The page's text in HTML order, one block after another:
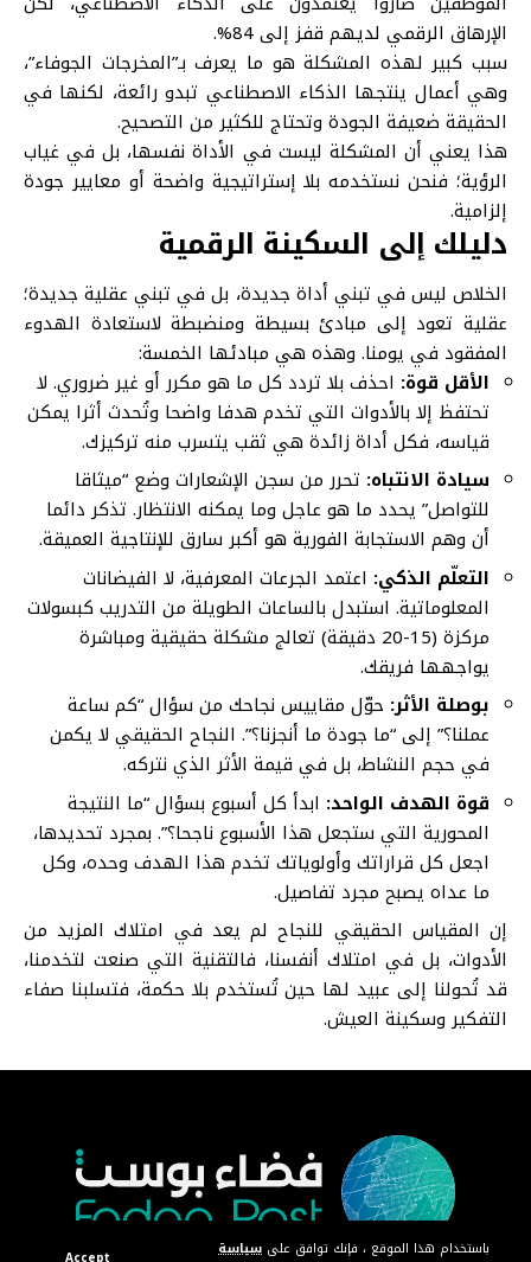
باستخدام هذا الموقع ، فإنك توافق على سياسة
الإرهاق الرقمي لديهم قفز إلى 84%.
سبب كبير لهذه المشكلة هو ما يعرف بـ”المخرجات الجوفاء”،
وهي أعمال ينتجها الذكاء الاصطناعي تبدو رائعة، لكنها في
الحقيقة ضعيفة الجودة وتحتاج للكثير من التصحيح.
هذا يعني أن المشكلة ليست في الأداة نفسها، بل في غياب
الرؤية؛ فنحن نستخدمه بلا إستراتيجية واضحة أو معايير جودة
إلزامية.
دليلك إلى السكينة الرقمية
الخلاص ليس في تبني أداة جديدة، بل في تبني عقلية جديدة؛
عقلية تعود إلى مبادئ بسيطة ومنضبطة لاستعادة الهدوء
المفقود في يومنا. وهذه هي مبادئها الخمسة:
الأقل قوة: احذف بلا تردد كل ما هو مكرر أو غير ضروري. لا
تحتفظ إلا بالأدوات التي تخدم هدفا واضحا وتُحدث أثرا يمكن
قياسه، فكل أداة زائدة هي ثقب يتسرب منه تركيزك.
سيادة الانتباه: تحرر من سجن الإشعارات وضع “ميثاقا
للتواصل” يحدد ما هو عاجل وما يمكنه الانتظار. تذكر دائما
أن وهم الاستجابة الفورية هو أكبر سارق للإنتاجية العميقة.
التعلّم الذكي: اعتمد الجرعات المعرفية، لا الفيضانات
المعلوماتية. استبدل بالساعات الطويلة من التدريب كبسولات
مركزة (15-20 دقيقة) تعالج مشكلة حقيقية ومباشرة
يواجهها فريقك.
بوصلة الأثر: حوّل مقاييس نجاحك من سؤال “كم ساعة
عملنا؟” إلى “ما جودة ما أنجزنا؟”. النجاح الحقيقي لا يكمن
في حجم النشاط، بل في قيمة الأثر الذي نتركه.
قوة الهدف الواحد: ابدأ كل أسبوع بسؤال “ما النتيجة
المحورية التي ستجعل هذا الأسبوع ناجحا؟”. بمجرد تحديدها،
اجعل كل قراراتك وأولوياتك تخدم هذا الهدف وحده، وكل
ما عداه يصبح مجرد تفاصيل.
إن المقياس الحقيقي للنجاح لم يعد في امتلاك المزيد من
الأدوات، بل في امتلاك أنفسنا، فالتقنية التي صنعت لتخدمنا،
قد تُحولنا إلى عبيد لها حين تُستخدم بلا حكمة، فتسلبنا صفاء
التفكير وسكينة العيش.